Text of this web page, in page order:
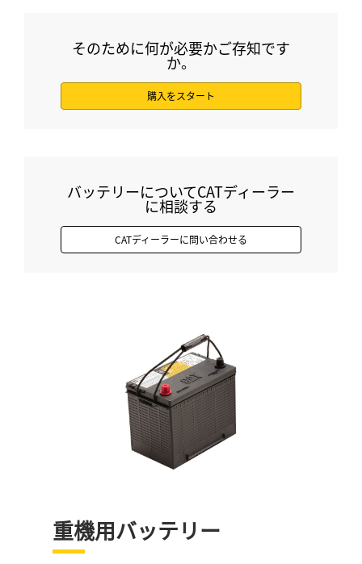
そのために何が必要かご存知です
か。
購入をスタート
バッテリーについてCATディーラー
に相談する
CATディーラーに問い合わせる
重機用バッテリー